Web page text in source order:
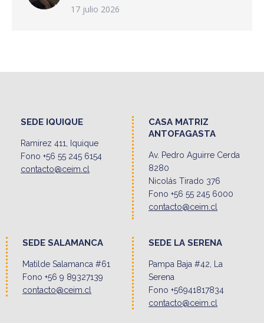
17 julio 2026
SEDE IQUIQUE
Ramirez 411, Iquique
Fono +56 55 245 6154
contacto@ceim.cl
CASA MATRIZ
ANTOFAGASTA
Av. Pedro Aguirre Cerda
8280
Nicolás Tirado 376
Fono +56 55 245 6000
contacto@ceim.cl
SEDE SALAMANCA
Matilde Salamanca #61
Fono +56 9 89327139
contacto@ceim.cl
SEDE LA SERENA
Pampa Baja #42, La
Serena
Fono +56941817834
contacto@ceim.cl